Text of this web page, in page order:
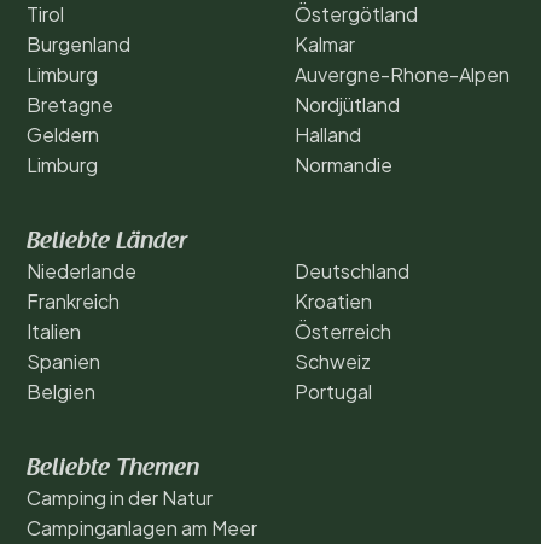
Tirol
Burgenland
Limburg
Bretagne
Geldern
Limburg
Östergötland
Kalmar
Auvergne-Rhone-Alpen
Nordjütland
Halland
Normandie
Beliebte Länder
Niederlande
Frankreich
Italien
Spanien
Belgien
Deutschland
Kroatien
Österreich
Schweiz
Portugal
Beliebte Themen
Camping in der Natur
Campinganlagen am Meer